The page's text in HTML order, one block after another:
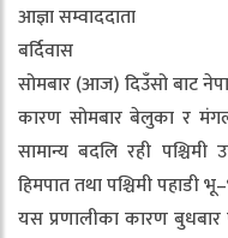
आज्ञा सम्वाददाता
बर्दिवास
सोमबार (आज) दिउँसो बाट
कारण सोमबार बेलुका र
सामान्य बदलि रही
हिमपात तथा पश्चिमी पहाडी
यस प्रणालीका कारण